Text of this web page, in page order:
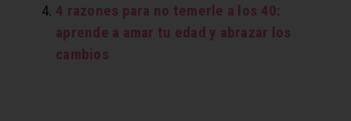
4 razones para no temerle a los 40:
aprende a amar tu edad y abrazar los
cambios